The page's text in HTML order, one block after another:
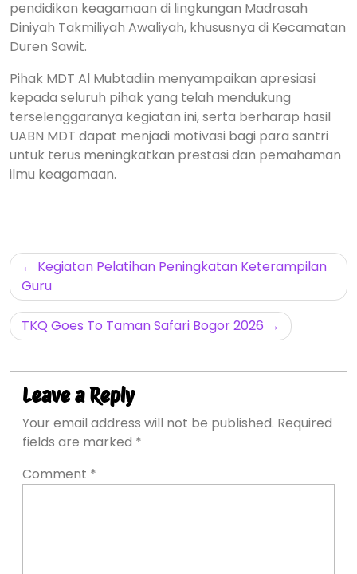
pendidikan keagamaan di lingkungan Madrasah
Diniyah Takmiliyah Awaliyah, khususnya di Kecamatan
Duren Sawit.
Pihak MDT Al Mubtadiin menyampaikan apresiasi
kepada seluruh pihak yang telah mendukung
terselenggaranya kegiatan ini, serta berharap hasil
UABN MDT dapat menjadi motivasi bagi para santri
untuk terus meningkatkan prestasi dan pemahaman
ilmu keagamaan.
Kegiatan Pelatihan Peningkatan Keterampilan
Guru
TKQ Goes To Taman Safari Bogor 2026
Leave a Reply
Your email address will not be published. Required
fields are marked *
Comment *